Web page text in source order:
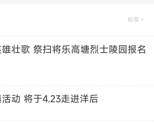
标签
壮歌 祭扫将乐高塘烈士陵园报名
动 将于4.23走进洋后